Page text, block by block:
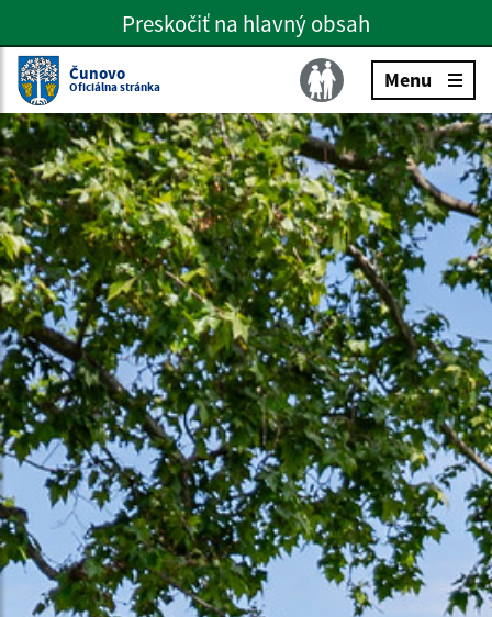
Preskočiť na hlavné menu
Preskočiť na hlavný obsah
Slovenčina
Čunovo
Oficiálna stránka Menu